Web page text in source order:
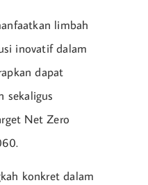
limbah
inovatif dalam
dapat
sekaligus
Net Zero
konkret dalam